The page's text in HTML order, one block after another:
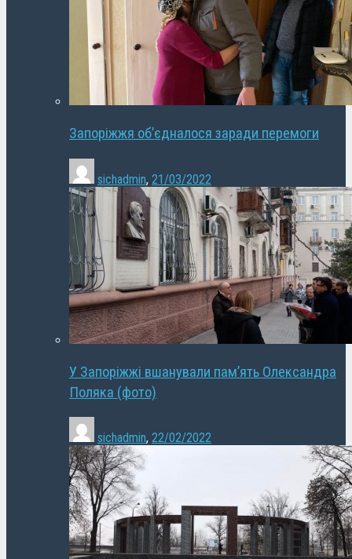
Запоріжжя об’єдналося заради перемоги
sichadmin, 21/03/2022
У Запоріжжі вшанували пам’ять Олександра
Поляка (фото)
sichadmin, 22/02/2022